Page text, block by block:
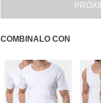
COMBINALO CON